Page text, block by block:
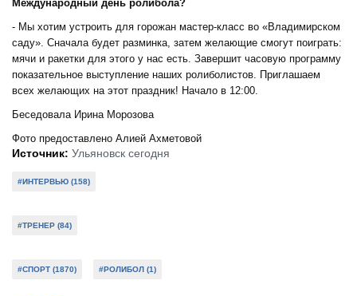
Международный день ролибола?
- Мы хотим устроить для горожан мастер-класс во «Владимирском
саду». Сначала будет разминка, затем желающие смогут поиграть:
мячи и ракетки для этого у нас есть. Завершит часовую программу
показательное выступление наших ролиболистов. Приглашаем
всех желающих на этот праздник! Начало в 12:00.
Беседовала Ирина Морозова
Фото предоставлено Алией Ахметовой
Источник: Ульяновск сегодня
#ИНТЕРВЬЮ (158)
#ТРЕНЕР (84)
#СПОРТ (1870) #РОЛИБОЛ (1)